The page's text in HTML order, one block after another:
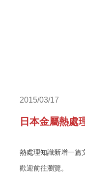
2015/03/17
日本金屬熱處
熱處理知識新增一篇
歡迎前往瀏覽。